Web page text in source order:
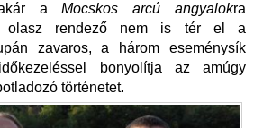
aMocskos arcú angyalokra
olasz rendező nem is tér el a
zavaros, a három eseménysík
bonyolítja az amúgy
történetet.